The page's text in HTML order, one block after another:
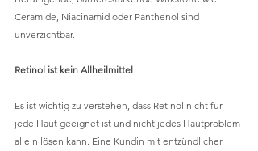
Ceramide, Niacinamid oder Panthenol sind
unverzichtbar.
Retinol ist kein Allheilmittel
Es ist wichtig zu verstehen, dass Retinol nicht für
jede Haut geeignet ist und nicht jedes Hautproblem
allein lösen kann. Eine Kundin mit entzündlicher